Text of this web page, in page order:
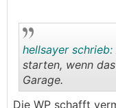
hellsayer schrieb:
starten, wenn
Garage.
Die WP schafft